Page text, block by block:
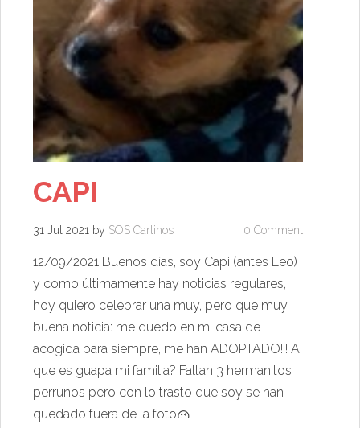
CAPI
31 Jul 2021 by SOS Carlinos 0 Comment
12/09/2021 Buenos días, soy Capi (antes Leo)
y como últimamente hay noticias regulares,
hoy quiero celebrar una muy, pero que muy
buena noticia: me quedo en mi casa de
acogida para siempre, me han ADOPTADO!!! A
que es guapa mi familia? Faltan 3 hermanitos
perrunos pero con lo trasto que soy se han
quedado fuera de la foto